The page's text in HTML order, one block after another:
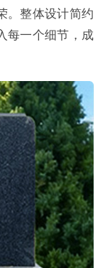
。整体设计简约
每一个细节，成